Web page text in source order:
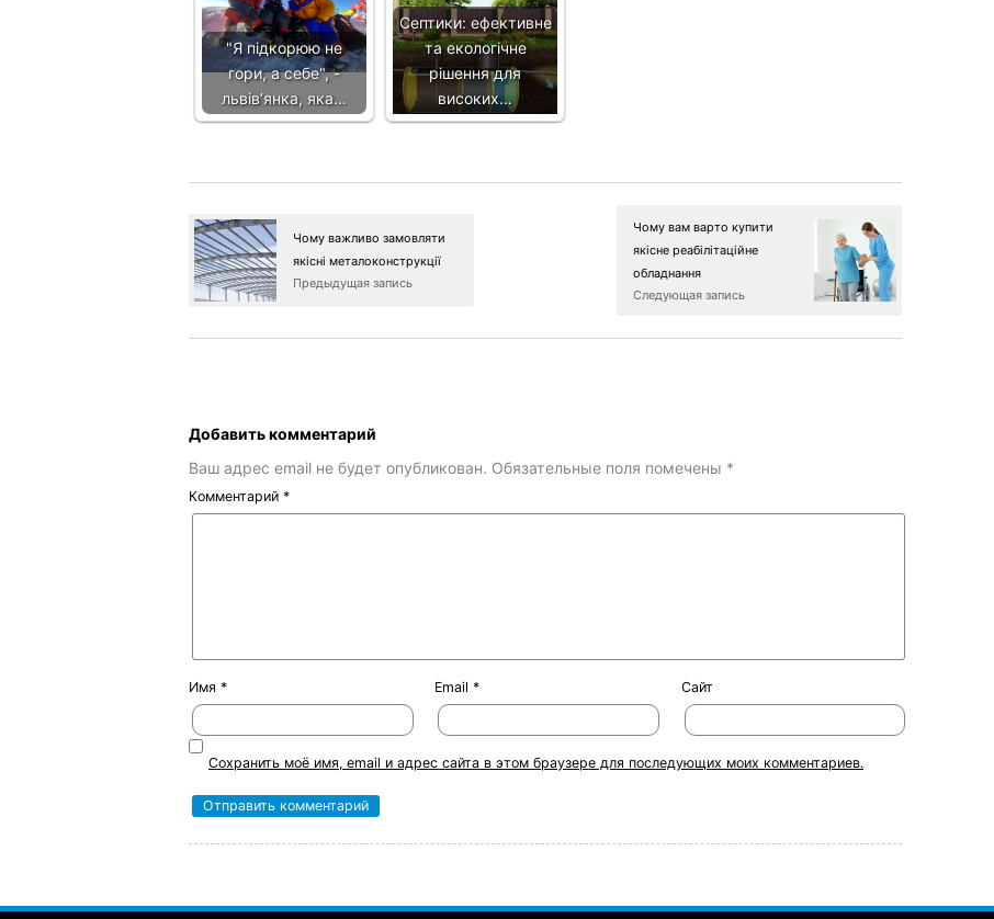
"Я підкорюю не
гори, а себе", -
львів’янка, яка…
Септики: ефективне
та екологічне
рішення для
високих…
Чому важливо замовляти
якісні металоконструкції
Предыдущая запись
Чому вам варто купити
якісне реабілітаційне
обладнання
Следующая запись
Добавить комментарий
Ваш адрес email не будет опубликован. Обязательные поля помечены *
Комментарий *
Имя * Email* Сайт
Сохранить моё имя, email и адрес сайта в этом браузере для последующих моих комментариев.